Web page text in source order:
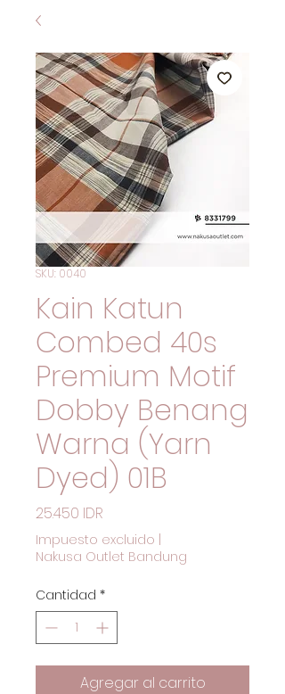
SKU: 0040
Kain Katun
Combed 40s
Premium Motif
Dobby Benang
Warna (Yarn
Dyed) 01B
25.450 IDR
Impuesto excluido
Nakusa Outlet Bandung
Cantidad *
Agregar al carrito